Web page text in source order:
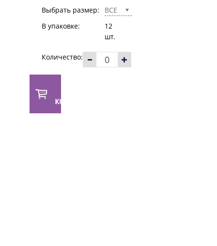
Выбрать размер:
ВСЕ
В упаковке:
12
шт.
Количество:
корзину